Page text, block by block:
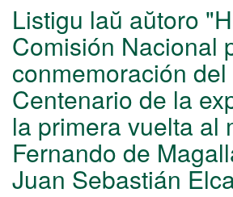
Listigu laŭ aŭtoro
Comisión Nacional
conmemoración del
Centenario de la
la primera vuelta al
Fernando de
Juan Sebastián